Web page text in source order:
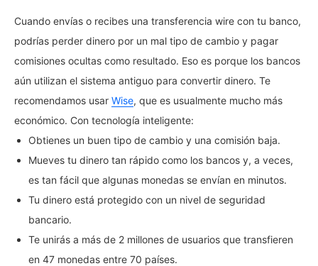
Cuando envías o recibes una transferencia wire con tu banco,
podrías perder dinero por un mal tipo de cambio y pagar
comisiones ocultas como resultado. Eso es porque los bancos
aún utilizan el sistema antiguo para convertir dinero. Te
recomendamos usar Wise, que es usualmente mucho más
económico. Con tecnología inteligente:
Obtienes un buen tipo de cambio y una comisión baja.
Mueves tu dinero tan rápido como los bancos y, a veces,
es tan fácil que algunas monedas se envían en minutos.
Tu dinero está protegido con un nivel de seguridad
bancario.
Te unirás a más de 2 millones de usuarios que transfieren
en 47 monedas entre 70 países.